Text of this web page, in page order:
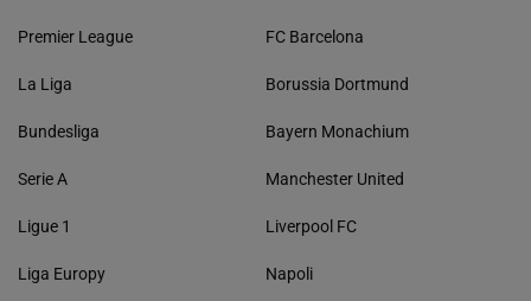
Premier League
La Liga
Bundesliga
Serie A
Ligue 1
Liga Europy
FC Barcelona
Borussia Dortmund
Bayern Monachium
Manchester United
Liverpool FC
Napoli